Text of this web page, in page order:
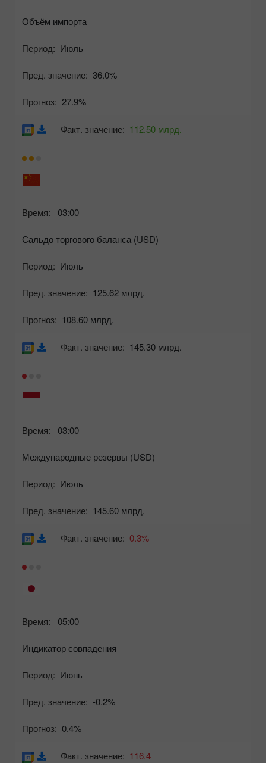
Объём импорта
Период: Июль
Пред. значение: 36.0%
Прогноз: 27.9%
Время: 03:00
Сальдо торгового баланса (USD)
Период: Июль
Пред. значение: 125.62 млрд.
Прогноз: 108.60 млрд.
Факт. значение: 112.50 млрд.
Время: 03:00
Международные резервы (USD)
Период: Июль
Пред. значение: 145.60 млрд.
Факт. значение: 145.30 млрд.
Время: 05:00
Индикатор совпадения
Период: Июнь
Пред. значение: -0.2%
Прогноз: 0.4%
Факт. значение: 0.3%
Факт. значение: 116.4